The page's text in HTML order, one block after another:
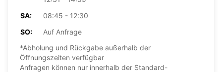
SA:
08:45 - 12:30
SO:
Auf Anfrage
*Abholung und Rückgabe außerhalb der
Öffnungszeiten verfügbar
Anfragen können nur innerhalb der Standard-